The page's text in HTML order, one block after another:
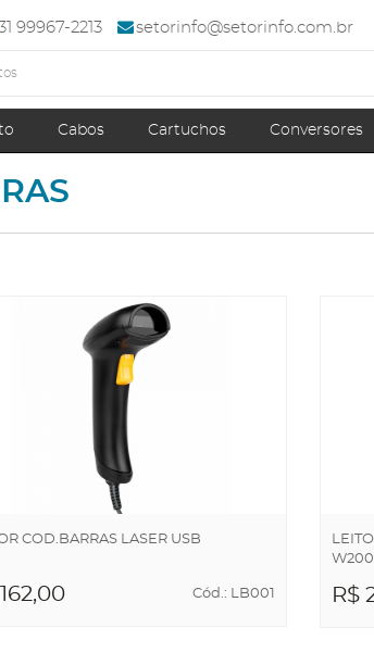
99967-2213 setorinfo@setorinfo.com.br
Cabos Cartuchos Conversores
COD.BARRAS LASER USB
Cód.: LB001 R$